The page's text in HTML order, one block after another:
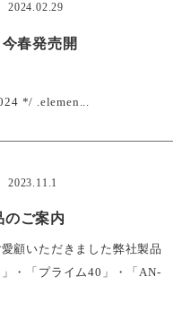
2024.02.29
春発売開
*/ .elemen...
2023.11.1
のご案内
顧いただきました弊社製品
」・「プライム40」・「AN-